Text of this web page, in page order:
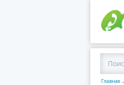
Главная